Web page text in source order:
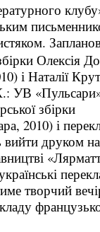
Олексія
і Наталії
УВ
збірки
2010) і
вийти друком на
творчий